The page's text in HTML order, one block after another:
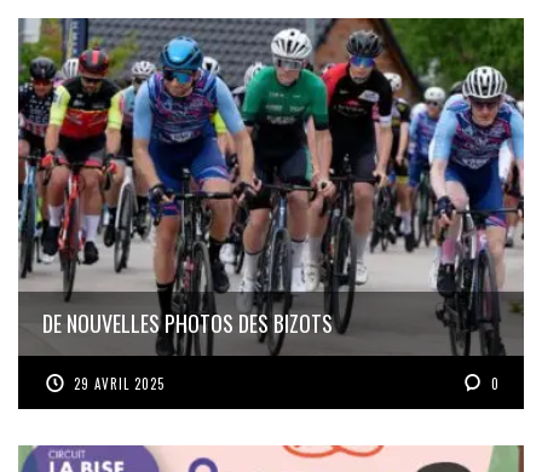
DE NOUVELLES PHOTOS DES BIZOTS
29 AVRIL 2025 0